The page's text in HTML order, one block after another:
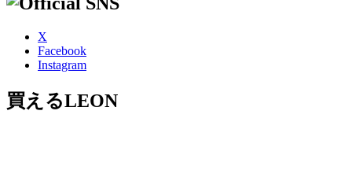
X
Facebook
Instagram
買えるLEON